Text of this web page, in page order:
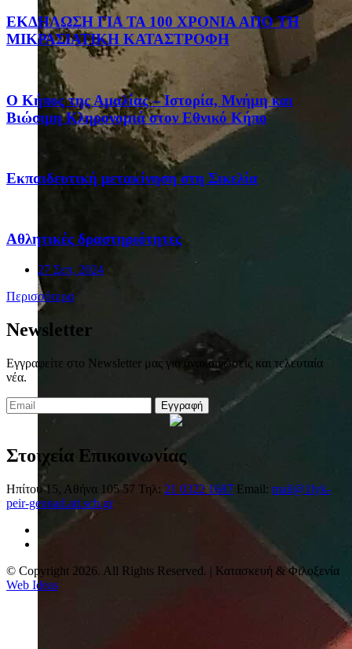
ΕΚΔΗΛΩΣΗ ΓΙΑ ΤΑ 100 ΧΡΟΝΙΑ ΑΠΟ ΤΗ
ΜΙΚΡΑΣΙΑΤΙΚΗ ΚΑΤΑΣΤΡΟΦΗ
Ο Κήπος της Αμαλίας – Ιστορία, Μνήμη και
Βιώσιμη Κληρονομιά στον Εθνικό Κήπο
Eκπαιδευτική μετακίνηση στη Σικελία
Αθλητικές δραστηριότητες
27 Σεπ, 2024
Περισσότερα
Newsletter
Εγγραφείτε στο Newsletter μας για ανακοινώσεις και τελευταία
νέα.
Εγγραφή
Στοιχεία Επικοινωνίας
Ηπίτου 15, Αθήνα 105 57 Τηλ: 21 0322 1687 Email: mail@1lyk-
peir-gennad.att.sch.gr
© Copyright 2026. All Rights Reserved. | Κατασκευή & Φιλοξενία
Web Ideas